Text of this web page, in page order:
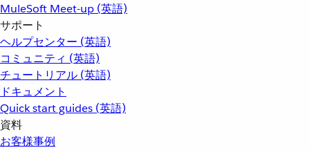
MuleSoft Meet-up (英語)
サポート
ヘルプセンター (英語)
コミュニティ (英語)
チュートリアル (英語)
ドキュメント
Quick start guides (英語)
資料
お客様事例